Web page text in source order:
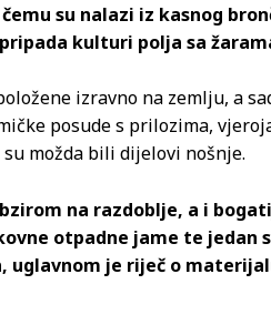
su nalazi iz kasnog
kulturi polja sa
izravno na zemlju, a
posude s prilozima,
možda bili dijelovi nošnje.
na razdoblje, a i
otpadne jame te jedan
je riječ o